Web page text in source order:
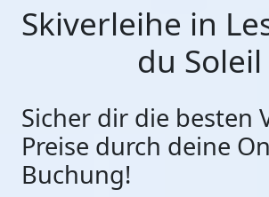
Skiverleihe in
du Soleil
Sicher dir die besten
Preise durch deine
Buchung!